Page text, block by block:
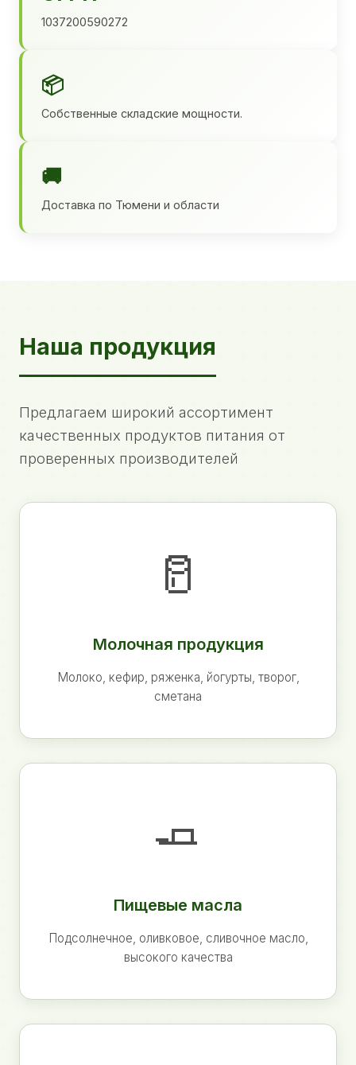
1037200590272
📦
Собственные складские мощности.
🚚
Доставка по Тюмени и области
Наша продукция
Предлагаем широкий ассортимент
качественных продуктов питания от
проверенных производителей
🥛
Молочная продукция
Молоко, кефир, ряженка, йогурты, творог,
сметана
🧈
Пищевые масла
Подсолнечное, оливковое, сливочное масло,
высокого качества